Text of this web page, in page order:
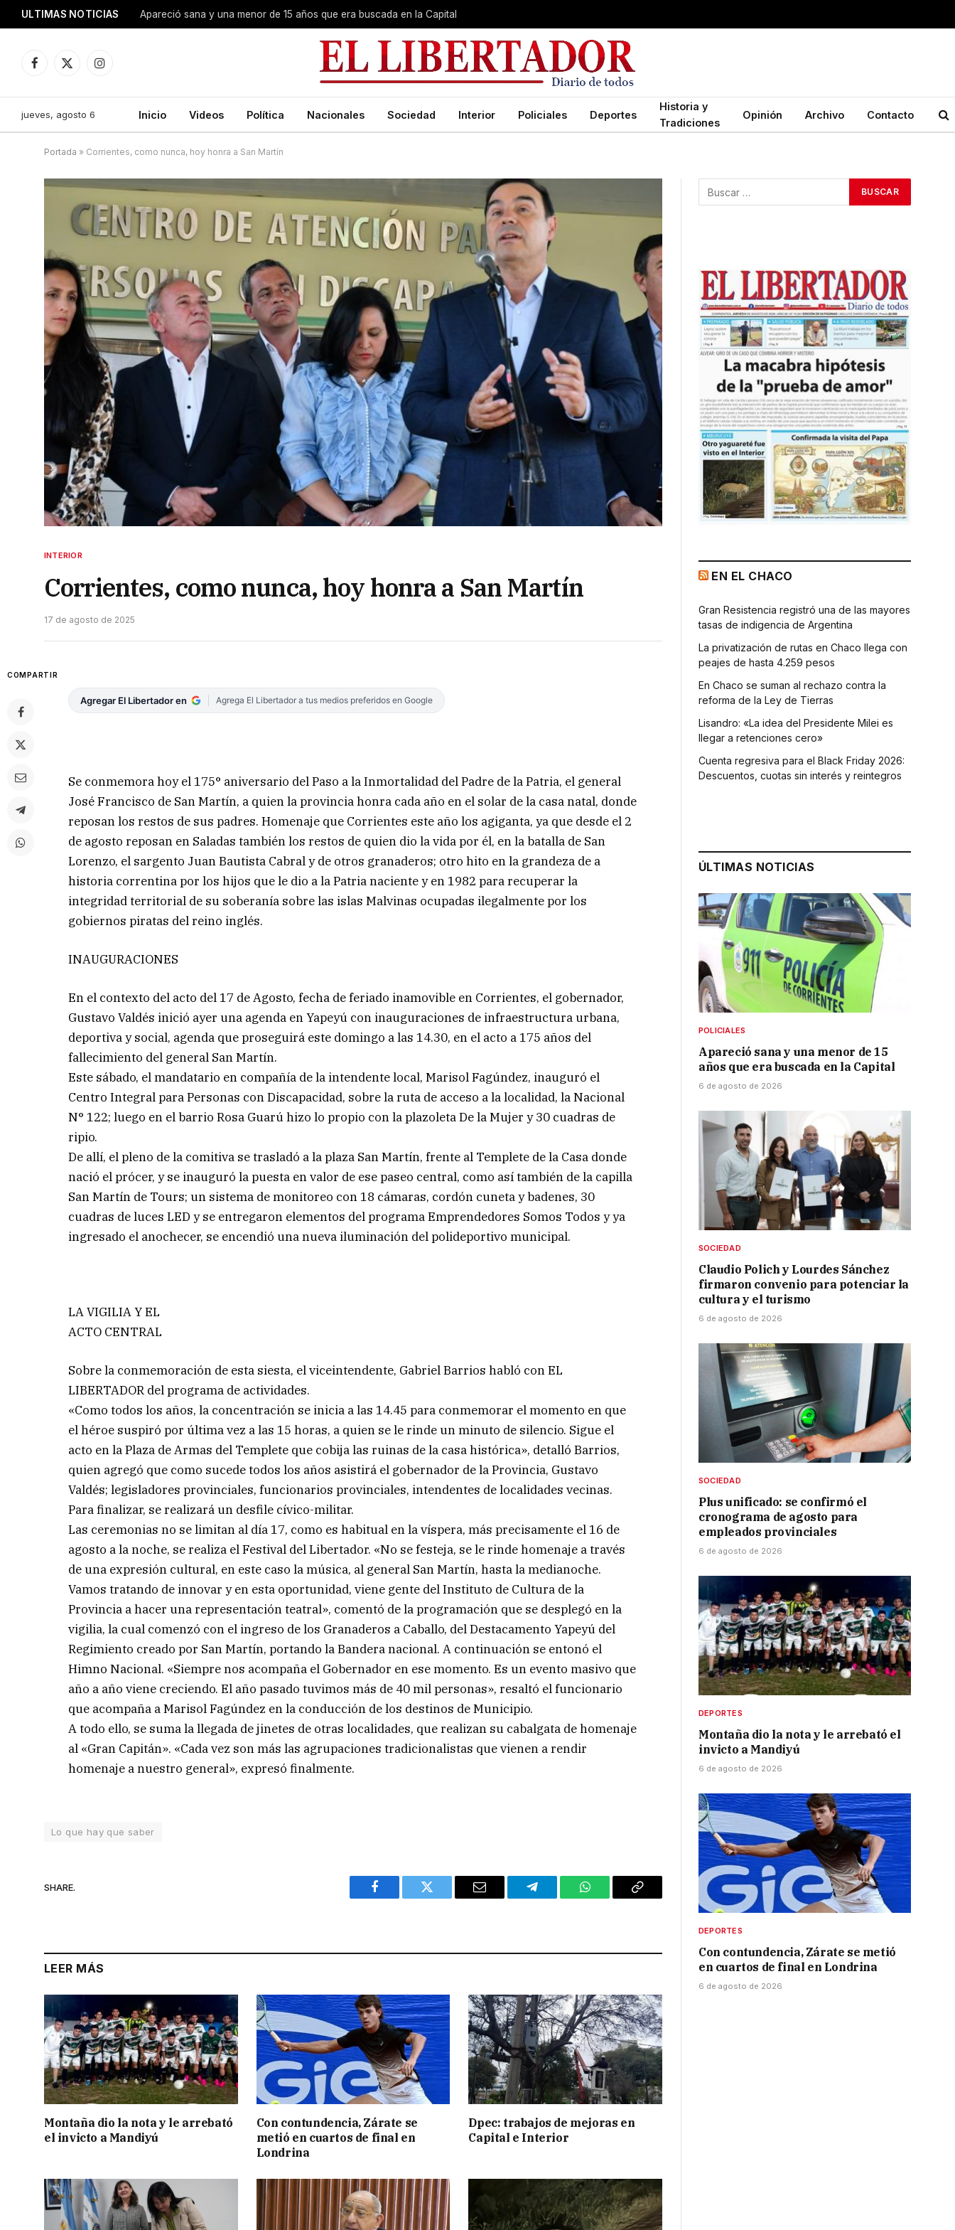
ULTIMAS NOTICIAS Apareció sana y una menor de 15 años que era buscada en la Capital
Facebook
X
Instagram
jueves, agosto 6 Inicio Videos Política Nacionales Sociedad Interior Policiales Deportes
Historia y
Tradiciones
Opinión Archivo Contacto
Portada » Corrientes, como nunca, hoy honra a San Martín
INTERIOR
Corrientes, como nunca, hoy honra a San Martín
17 de agosto de 2025
COMPARTIR
Agregar El Libertador en Agrega El Libertador a tus medios preferidos en Google
Se conmemora hoy el 175° aniversario del Paso a la Inmortalidad del Padre de la Patria, el general
José Francisco de San Martín, a quien la provincia honra cada año en el solar de la casa natal, donde
reposan los restos de sus padres. Homenaje que Corrientes este año los agiganta, ya que desde el 2
de agosto reposan en Saladas también los restos de quien dio la vida por él, en la batalla de San
Lorenzo, el sargento Juan Bautista Cabral y de otros granaderos; otro hito en la grandeza de a
historia correntina por los hijos que le dio a la Patria naciente y en 1982 para recuperar la
integridad territorial de su soberanía sobre las islas Malvinas ocupadas ilegalmente por los
gobiernos piratas del reino inglés.
INAUGURACIONES
En el contexto del acto del 17 de Agosto, fecha de feriado inamovible en Corrientes, el gobernador,
Gustavo Valdés inició ayer una agenda en Yapeyú con inauguraciones de infraestructura urbana,
deportiva y social, agenda que proseguirá este domingo a las 14.30, en el acto a 175 años del
fallecimiento del general San Martín.
Este sábado, el mandatario en compañía de la intendente local, Marisol Fagúndez, inauguró el
Centro Integral para Personas con Discapacidad, sobre la ruta de acceso a la localidad, la Nacional
N° 122; luego en el barrio Rosa Guarú hizo lo propio con la plazoleta De la Mujer y 30 cuadras de
ripio.
De allí, el pleno de la comitiva se trasladó a la plaza San Martín, frente al Templete de la Casa donde
nació el prócer, y se inauguró la puesta en valor de ese paseo central, como así también de la capilla
San Martín de Tours; un sistema de monitoreo con 18 cámaras, cordón cuneta y badenes, 30
cuadras de luces LED y se entregaron elementos del programa Emprendedores Somos Todos y ya
ingresado el anochecer, se encendió una nueva iluminación del polideportivo municipal.
LA VIGILIA Y EL
ACTO CENTRAL
Sobre la conmemoración de esta siesta, el viceintendente, Gabriel Barrios habló con EL
LIBERTADOR del programa de actividades.
«Como todos los años, la concentración se inicia a las 14.45 para conmemorar el momento en que
el héroe suspiró por última vez a las 15 horas, a quien se le rinde un minuto de silencio. Sigue el
acto en la Plaza de Armas del Templete que cobija las ruinas de la casa histórica», detalló Barrios,
quien agregó que como sucede todos los años asistirá el gobernador de la Provincia, Gustavo
Valdés; legisladores provinciales, funcionarios provinciales, intendentes de localidades vecinas.
Para finalizar, se realizará un desfile cívico-militar.
Las ceremonias no se limitan al día 17, como es habitual en la víspera, más precisamente el 16 de
agosto a la noche, se realiza el Festival del Libertador. «No se festeja, se le rinde homenaje a través
de una expresión cultural, en este caso la música, al general San Martín, hasta la medianoche.
Vamos tratando de innovar y en esta oportunidad, viene gente del Instituto de Cultura de la
Provincia a hacer una representación teatral», comentó de la programación que se desplegó en la
vigilia, la cual comenzó con el ingreso de los Granaderos a Caballo, del Destacamento Yapeyú del
Regimiento creado por San Martín, portando la Bandera nacional. A continuación se entonó el
Himno Nacional. «Siempre nos acompaña el Gobernador en ese momento. Es un evento masivo que
año a año viene creciendo. El año pasado tuvimos más de 40 mil personas», resaltó el funcionario
que acompaña a Marisol Fagúndez en la conducción de los destinos de Municipio.
A todo ello, se suma la llegada de jinetes de otras localidades, que realizan su cabalgata de homenaje
al «Gran Capitán». «Cada vez son más las agrupaciones tradicionalistas que vienen a rendir
homenaje a nuestro general», expresó finalmente.
Lo que hay que saber
SHARE.
Facebook Twitter Email Telegram WhatsAppCopy
LEER MÁS
Montaña dio la nota y le arrebató
el invicto a Mandiyú
Con contundencia, Zárate se
metió en cuartos de final en
Londrina
Dpec: trabajos de mejoras en
Capital e Interior
EN EL CHACO
Gran Resistencia registró una de las mayores
tasas de indigencia de Argentina
La privatización de rutas en Chaco llega con
peajes de hasta 4.259 pesos
En Chaco se suman al rechazo contra la
reforma de la Ley de Tierras
Lisandro: «La idea del Presidente Milei es
llegar a retenciones cero»
Cuenta regresiva para el Black Friday 2026:
Descuentos, cuotas sin interés y reintegros
ÚLTIMAS NOTICIAS
POLICIALES
Apareció sana y una menor de 15
años que era buscada en la Capital
6 de agosto de 2026
SOCIEDAD
Claudio Polich y Lourdes Sánchez
firmaron convenio para potenciar la
cultura y el turismo
6 de agosto de 2026
SOCIEDAD
Plus unificado: se confirmó el
cronograma de agosto para
empleados provinciales
6 de agosto de 2026
DEPORTES
Montaña dio la nota y le arrebató el
invicto a Mandiyú
6 de agosto de 2026
DEPORTES
Con contundencia, Zárate se metió
en cuartos de final en Londrina
6 de agosto de 2026